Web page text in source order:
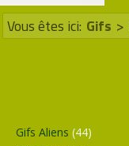
Vous êtes ici: Gifs >
Gifs Aliens (44)